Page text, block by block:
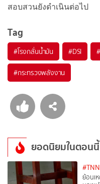
สอบสวนยังดำเนินต่อไป
Tag
#โรงกลั่นน้ำมัน #DSI
#กระทรวงพลังงาน
ยอดนิยมในตอนนี้
ย้อนเ